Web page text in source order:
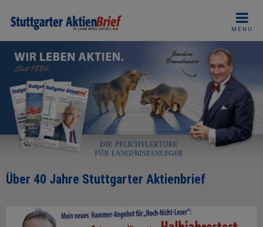
MENU
Über 40 Jahre Stuttgarter Aktienbrief